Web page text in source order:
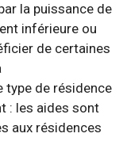
la puissance de
inférieure ou
de certaines
type de résidence
: les aides sont
aux résidences